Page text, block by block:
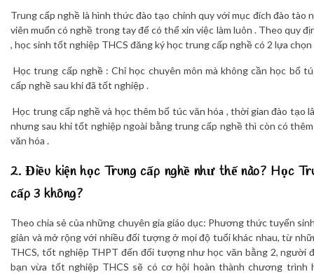
Trung cấp nghề là hình thức đào tạo chính quy với mục đích đào tào
viên muốn có nghề trong tay để có thể xin việc làm luôn . Theo quy
, học sinh tốt nghiệp THCS đăng ký học trung cấp nghề có 2 lựa chọn
Học trung cấp nghề : Chỉ học chuyên môn mà không cần học bổ
cấp nghề sau khi đã tốt nghiệp .
Học trung cấp nghề và học thêm bổ túc văn hóa , thời gian đào tạo
nhưng sau khi tốt nghiệp ngoài bằng trung cấp nghề thì còn có
văn hóa .
2. Điều kiện học Trung cấp nghề như thế nào? Học
cấp 3 không?
Theo chia sẻ của những chuyên gia giáo dục: Phương thức tuyển
giản và mở rộng với nhiều đối tượng ở mọi độ tuổi khác nhau, từ
THCS, tốt nghiệp THPT đến đối tượng như học văn bằng 2, người
bạn vừa tốt nghiệp THCS sẽ có cơ hội hoàn thành chương trình